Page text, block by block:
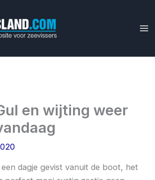
en wijting weer
dagje gevist vanuit de boot, het